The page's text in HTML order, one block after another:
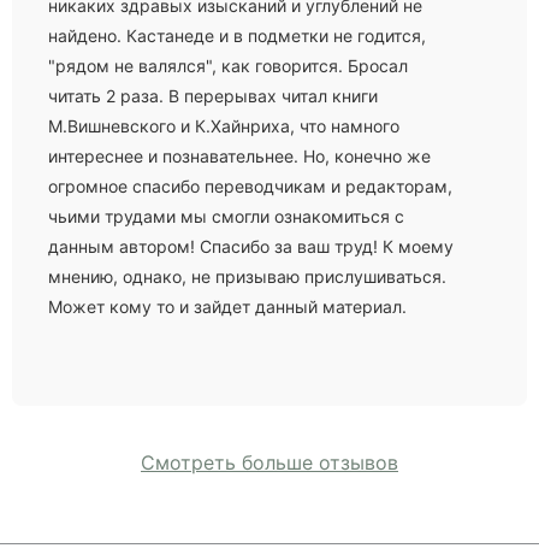
никаких здравых изысканий и углублений не
найдено. Кастанеде и в подметки не годится,
"рядом не валялся", как говорится. Бросал
читать 2 раза. В перерывах читал книги
М.Вишневского и К.Хайнриха, что намного
интереснее и познавательнее. Но, конечно же
огромное спасибо переводчикам и редакторам,
чьими трудами мы смогли ознакомиться с
данным автором! Спасибо за ваш труд! К моему
мнению, однако, не призываю прислушиваться.
Может кому то и зайдет данный материал.
Смотреть больше отзывов